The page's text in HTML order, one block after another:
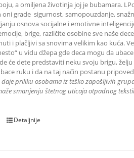
a omiljena životinja joj je bubamara.
oni grade sigurnost, samopouzdanje,
osnova socijalne i emotivne
brige, različite osobine sve naše
i plačljivi sa snovima velikim kao kuća.
u vidu džepa gde deca mogu da
će dete predstaviti neku svoju brigu,
ruku i da na taj način postanu
daje priliku osobama iz teško zapošljivih
smanjenju štetnog uticaja otpadnog
Detaljnije